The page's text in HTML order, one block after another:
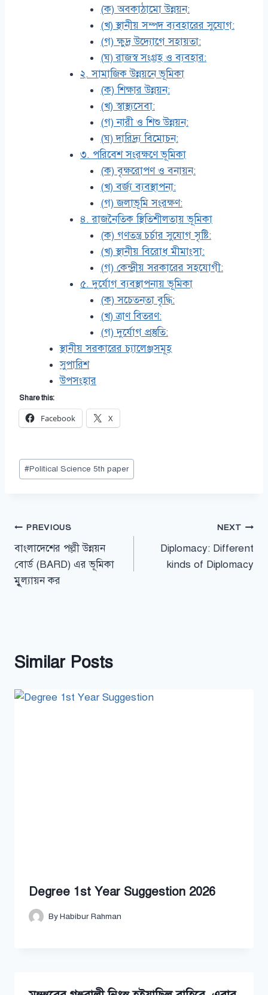
(ক) অবকাঠামো উন্নয়ন:
(খ) স্থানীয় সম্পদ ব্যবহারের সুযোগ:
(গ) ক্ষুদ্র উদ্যোগে সহায়তা:
(ঘ) রাজস্ব সংগ্রহ ও ব্যবহার:
২. সামাজিক উন্নয়নে ভূমিকা
(ক) শিক্ষার উন্নয়ন:
(খ) স্বাস্থ্যসেবা:
(গ) নারী ও শিশু উন্নয়ন:
(ঘ) দারিদ্র্য বিমোচন:
৩. পরিবেশ সংরক্ষণে ভূমিকা
(ক) বৃক্ষরোপণ ও বনায়ন:
(খ) বর্জ্য ব্যবস্থাপনা:
(গ) জলাভূমি সংরক্ষণ:
৪. রাজনৈতিক স্থিতিশীলতায় ভূমিকা
(ক) গণতন্ত্র চর্চার সুযোগ সৃষ্টি:
(খ) স্থানীয় বিরোধ মীমাংসা:
(গ) কেন্দ্রীয় সরকারের সহযোগী:
৫. দুর্যোগ ব্যবস্থাপনায় ভূমিকা
(ক) সচেতনতা বৃদ্ধি:
(খ) ত্রাণ বিতরণ:
(গ) দুর্যোগ প্রস্তুতি:
স্থানীয় সরকারের চ্যালেঞ্জসমূহ
সুপারিশ
উপসংহার
Share this:
Facebook X
Post
Tags:
#Political Science 5th paper
Post
navigation
PREVIOUS
বাংলাদেশের পল্লী উন্নয়ন
বোর্ড (BARD) এর ভূমিকা
মুূল্যায়ন কর
NEXT
Diplomacy: Different
kinds of Diplomacy
Similar Posts
Degree 1st Year Suggestion 2026
ByHabibur Rahman